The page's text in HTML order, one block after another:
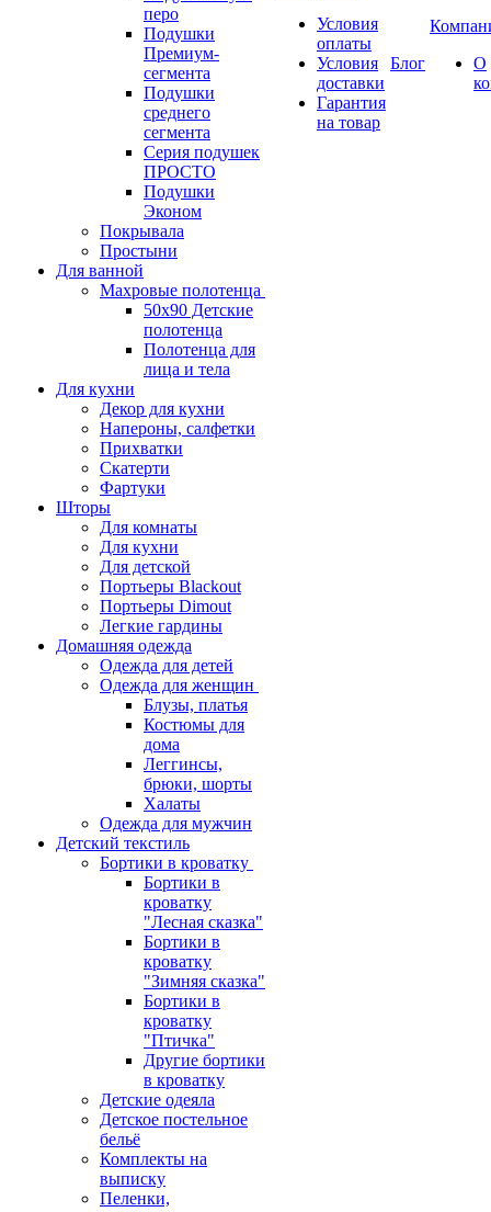
перо
Подушки
Премиум-
сегмента
Подушки
среднего
сегмента
Серия подушек
ПРОСТО
Подушки
Эконом
Покрывала
Простыни
Для ванной
Махровые полотенца
50х90 Детские
полотенца
Полотенца для
лица и тела
Для кухни
Декор для кухни
Напероны, салфетки
Прихватки
Скатерти
Фартуки
Шторы
Для комнаты
Для кухни
Для детской
Портьеры Blackout
Портьеры Dimout
Легкие гардины
Домашняя одежда
Одежда для детей
Одежда для женщин
Блузы, платья
Костюмы для
дома
Леггинсы,
брюки, шорты
Халаты
Одежда для мужчин
Детский текстиль
Бортики в кроватку
Бортики в
кроватку
"Лесная сказка"
Бортики в
кроватку
"Зимняя сказка"
Бортики в
кроватку
"Птичка"
Другие бортики
в кроватку
Детские одеяла
Детское постельное
бельё
Комплекты на
выписку
Пеленки,
Условия
оплаты
Условия
доставки
Гарантия
на товар
Блог
О